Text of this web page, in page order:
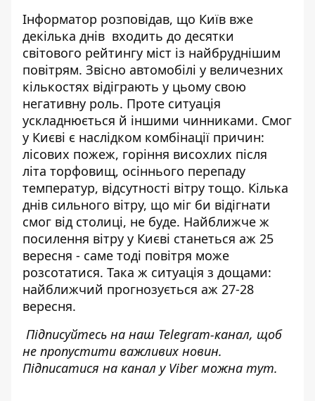
Інформатор розповідав, що Київ вже
декілька днів входить до десятки
світового рейтингу міст із найбруднішим
повітрям. Звісно автомобілі у величезних
кількостях відіграють у цьому свою
негативну роль. Проте ситуація
ускладнюється й іншими чинниками. Смог
у Києві є наслідком комбінації причин:
лісових пожеж, горіння висохлих після
літа торфовищ, осіннього перепаду
температур, відсутності вітру тощо. Кілька
днів сильного вітру, що міг би відігнати
смог від столиці, не буде. Найближче ж
посилення вітру у Києві станеться аж 25
вересня - саме тоді повітря може
розсотатися. Така ж ситуація з дощами:
найближчий прогнозується аж 27-28
вересня.
Підписуйтесь на наш Telegram-канал, щоб
не пропустити важливих новин.
Підписатися на канал у Viber можна тут.